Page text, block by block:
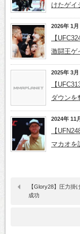
けたゲイ
2026年 1月
【
激闘王ゲ
2025年 3月
【
ダウンを
2024年 11
【
マカオを
【Glory28】圧力掛
成功